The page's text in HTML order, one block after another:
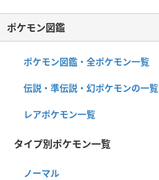
ポケモン図鑑
ポケモン図鑑・全ポケモン一覧
伝説・準伝説・幻ポケモンの一覧
レアポケモン一覧
タイプ別ポケモン一覧
ノーマル